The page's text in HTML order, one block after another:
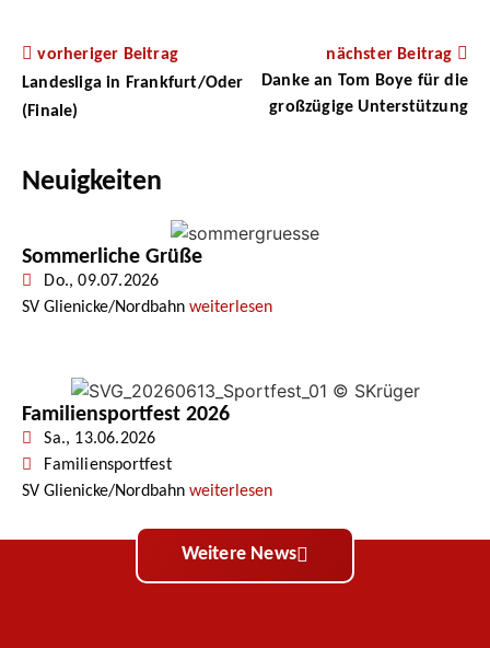
vorheriger Beitrag
Landesliga in Frankfurt/Oder
(Finale)
nächster Beitrag
Danke an Tom Boye für die
großzügige Unterstützung
Neuigkeiten
Sommerliche Grüße
Do., 09.07.2026
SV Glienicke/Nordbahn weiterlesen
Familiensportfest 2026
Sa., 13.06.2026
Familiensportfest
SV Glienicke/Nordbahn weiterlesen
Weitere News